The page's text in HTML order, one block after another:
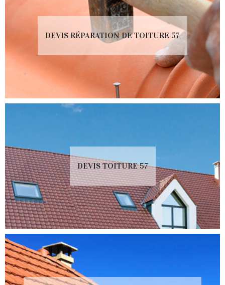
DEVIS RÉPARATION DE TOITURE 57
DEVIS TOITURE 57